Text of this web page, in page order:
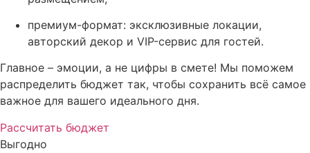
премиум-формат: эксклюзивные локации,
авторский декор и VIP-сервис для гостей.
Главное – эмоции, а не цифры в смете! Мы поможем
распределить бюджет так, чтобы сохранить всё самое
важное для вашего идеального дня.
Рассчитать бюджет
Выгодно